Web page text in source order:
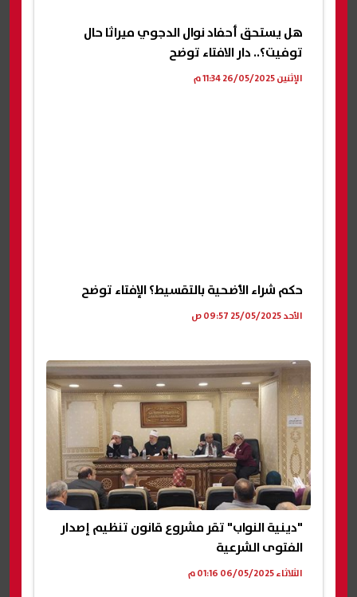
هل يستحق أحفاد نوال الدجوي ميراثا حال
توفيت؟.. دار الافتاء توضح
الإثنين 26/05/2025 11:34 م
حكم شراء الأضحية بالتقسيط؟ الإفتاء توضح
الأحد 25/05/2025 09:57 ص
"دينية النواب" تقر مشروع قانون تنظيم إصدار
الفتوى الشرعية
الثلاثاء 06/05/2025 01:16 م